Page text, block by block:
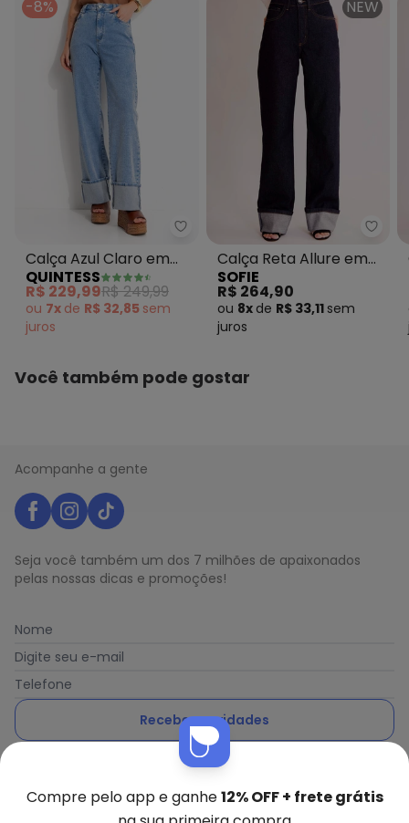
-8%
Quintess - Calça Azul Claro em
Calça Azul Claro em
Jeans
QUINTESS
R$ 229,99R$ 249,99
ou 7x de R$ 32,85 sem
juros
NEW
Calça Reta Allure em
Denim Azul
SOFIE
R$ 264,90
ou 8x de R$ 33,11 sem
juros
Você também pode gostar
Acompanhe a gente
Seja você também um dos 7 milhões de apaixonados
pelas nossas dicas e promoções!
Nome
Digite seu e-mail
Telefone
Receber novidades
Ao enviar o cadastro, você concorda com a nossa
Compre pelo app e ganhe12% OFF + frete grátis